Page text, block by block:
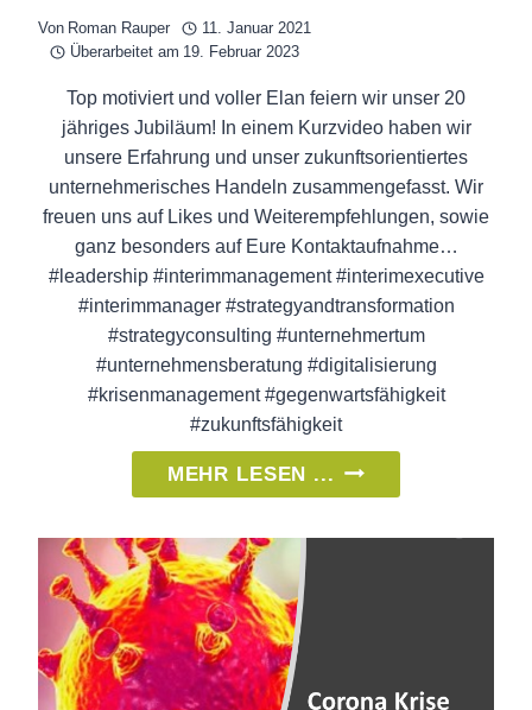
Von Roman Rauper
11. Januar 2021
Überarbeitet am 19. Februar 2023
Top motiviert und voller Elan feiern wir unser 20
jähriges Jubiläum! In einem Kurzvideo haben wir
unsere Erfahrung und unser zukunftsorientiertes
unternehmerisches Handeln zusammengefasst. Wir
freuen uns auf Likes und Weiterempfehlungen, sowie
ganz besonders auf Eure Kontaktaufnahme…
#leadership #interimmanagement #interimexecutive
#interimmanager #strategyandtransformation
#strategyconsulting #unternehmertum
#unternehmensberatung #digitalisierung
#krisenmanagement #gegenwartsfähigkeit
#zukunftsfähigkeit
MEHR LESEN ... 20
JAHRE
INDUSTRIE